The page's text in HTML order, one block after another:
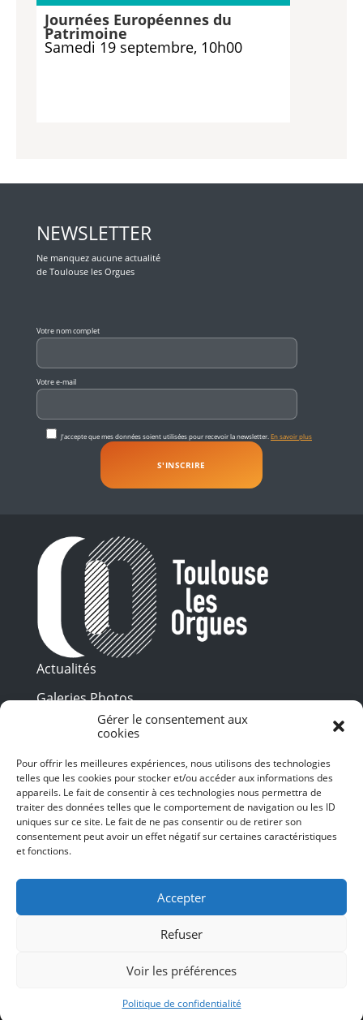
Gérer le consentement aux
cookies
Pour offrir les meilleures expériences, nous utilisons des technologies
telles que les cookies pour stocker et/ou accéder aux informations des
appareils. Le fait de consentir à ces technologies nous permettra de
traiter des données telles que le comportement de navigation ou les ID
uniques sur ce site. Le fait de ne pas consentir ou de retirer son
consentement peut avoir un effet négatif sur certaines caractéristiques
et fonctions.
Accepter
Refuser
Voir les préférences
Politique de confidentialité
Journées Européennes du
Patrimoine
Samedi 19 septembre, 10h00
NEWSLETTER
Ne manquez aucune actualité
de Toulouse les Orgues
Votre nom complet
Votre e-mail
J'accepte que mes données soient utilisées pour recevoir la newsletter. En savoir plus
Actualités
Galeries Photos
Vidéothèque
Presse
Billetterie
Recrutement
Mentions légales
Politique de confidentialité
SUIVEZ-NOUS
© 2024 Toulouse les Orgues – Tous droits